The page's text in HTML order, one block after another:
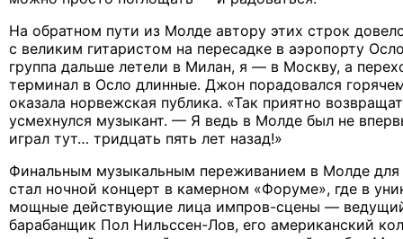
На обратном пути из Молде автору этих строк
с великим гитаристом на пересадке в аэропорту
группа дальше летели в Милан, я — в Москву, а
терминал в Осло длинные. Джон порадовался
оказала норвежская публика. «Так приятно
усмехнулся музыкант. — Я ведь в Молде был не
играл тут… тридцать пять лет назад!»
Финальным музыкальным переживанием в Молде для
стал ночной концерт в камерном «Форуме», где в
мощные действующие лица импров-сцены —
барабанщик Пол Нильссен-Лов, его американский